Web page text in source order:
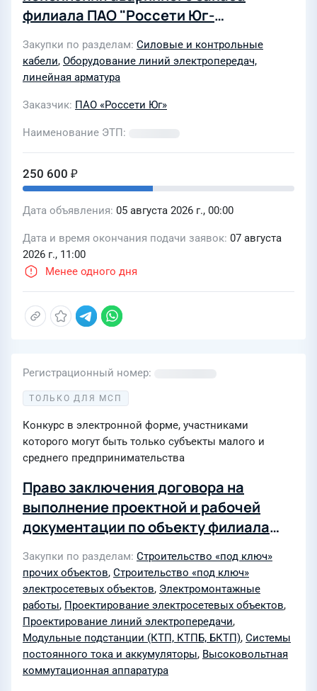
филиала ПАО "Россети Юг-
Закупки по разделам Силовые и контрольные
кабели, Оборудование линий электропередач,
линейная арматура
Заказчик ПАО «Россети Юг»
Наименование ЭТП
250 600 ₽
Дата объявления 05 августа 2026 г., 00:00
Дата и время окончания подачи заявок 07 августа
2026 г., 11:00
Менее одного дня
Регистрационный номер
ТОЛЬКО ДЛЯ МСП
Конкурс в электронной форме, участниками
которого могут быть только субъекты малого и
среднего предпринимательства
Право заключения договора на
выполнение проектной и рабочей
документации по объекту филиала
«Реконструкция подстанции ПС 110
кВ Целинная-2 в части ОРУ-110 с
заменой СВ-110 (тип МКП-110) на
элегазовый выключатель нового
образца и установкой СОПТ (АБ),
реконструкция здания ОПУ,
Закупки по разделам Строительство «под ключ»
прочих объектов, Строительство «под ключ»
электросетевых объектов, Электромонтажные
работы, Проектирование электросетевых объектов,
Проектирование линий электропередачи,
Модульные подстанции (КТП, КТПБ, БКТП), Системы
постоянного тока и аккумуляторы, Высоковольтная
коммутационная аппаратура